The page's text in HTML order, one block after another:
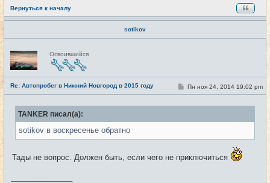
Вернуться к началу
sotikov
Н
е
в
с
е
т
и
Освоившийся
Re: Автопробег в Нижний Новгород в 2015 году #17
С
о
б
е
Пн ноя 24, 2014 19:02 pm
TANKER писал(а):
sotikov в воскресенье обратно
Тады не вопрос. Должен быть, если чего не приключиться